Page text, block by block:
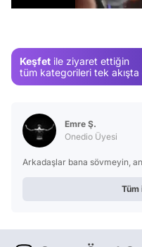
Keşfet ile ziyaret ettiğin
tüm kategorileri tek akışta
Emre Ş.
Onedio Üyesi
Arkadaşlar bana sövmeyin,
Tüm